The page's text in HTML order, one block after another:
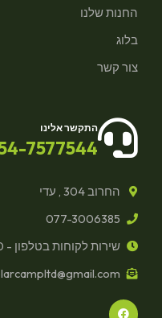
החנות שלנו
בלוג
צור קשר
התקשר אלינו
7577544
החרוב 304 , עדי
077-3006385
שירות לקוחות בטלפון - 8:00-18:00
F